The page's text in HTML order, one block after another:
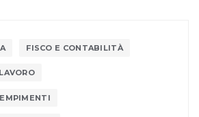
FISCO E CONTABILITÀ